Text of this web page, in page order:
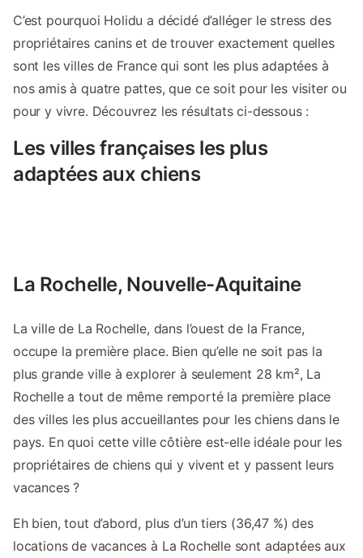
C’est pourquoi Holidu a décidé d’alléger le stress des
propriétaires canins et de trouver exactement quelles
sont les villes de France qui sont les plus adaptées à
nos amis à quatre pattes, que ce soit pour les visiter ou
pour y vivre. Découvrez les résultats ci-dessous :
Les villes françaises les plus
adaptées aux chiens
La Rochelle, Nouvelle-Aquitaine
La ville de La Rochelle, dans l’ouest de la France,
occupe la première place. Bien qu’elle ne soit pas la
plus grande ville à explorer à seulement 28 km², La
Rochelle a tout de même remporté la première place
des villes les plus accueillantes pour les chiens dans le
pays. En quoi cette ville côtière est-elle idéale pour les
propriétaires de chiens qui y vivent et y passent leurs
vacances ?
Eh bien, tout d’abord, plus d’un tiers (36,47 %) des
locations de vacances à La Rochelle sont adaptées aux